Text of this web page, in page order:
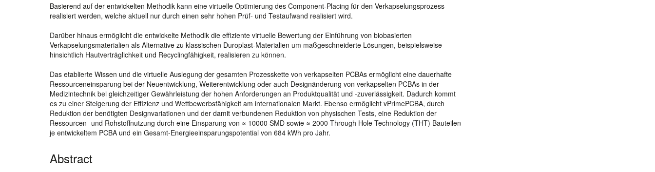
Basierend auf der entwickelten Methodik kann eine virtuelle Optimierung des Component-Placing für den Verkapselungsprozess
realisiert werden, welche aktuell nur durch einen sehr hohen Prüf- und Testaufwand realisiert wird.
Darüber hinaus ermöglicht die entwickelte Methodik die effiziente virtuelle Bewertung der Einführung von biobasierten
Verkapselungsmaterialien als Alternative zu klassischen Duroplast-Materialien um maßgeschneiderte Lösungen, beispielsweise
hinsichtlich Hautverträglichkeit und Recyclingfähigkeit, realisieren zu können.
Das etablierte Wissen und die virtuelle Auslegung der gesamten Prozesskette von verkapselten PCBAs ermöglicht eine dauerhafte
Ressourceneinsparung bei der Neuentwicklung, Weiterentwicklung oder auch Designänderung von verkapselten PCBAs in der
Medizintechnik bei gleichzeitiger Gewährleistung der hohen Anforderungen an Produktqualität und -zuverlässigkeit. Dadurch kommt
es zu einer Steigerung der Effizienz und Wettbewerbsfähigkeit am internationalen Markt. Ebenso ermöglicht vPrimePCBA, durch
Reduktion der benötigten Designvariationen und der damit verbundenen Reduktion von physischen Tests, eine Reduktion der
Ressourcen- und Rohstoffnutzung durch eine Einsparung von ≈ 10000 SMD sowie ≈ 2000 Through Hole Technology (THT) Bauteilen
je entwickeltem PCBA und ein Gesamt-Energieeinsparungspotential von 684 kWh pro Jahr.
Abstract